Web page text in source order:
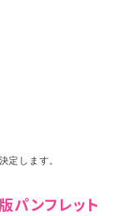
します。
パンフレット